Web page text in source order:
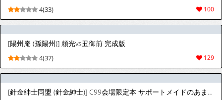
100
4(33)
[陽州庵 (孫陽州)] 頼光vs丑御前 完成版
129
4(37)
[針金紳士同盟 (針金紳士)] C99会場限定本 サポートメイドのあまあまハーレムご奉仕 (ブルーアーカイブ) [中国翻訳] [DL版]